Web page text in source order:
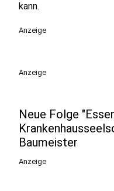
kann.
Anzeige
Anzeige
Neue Folge
Baumeister
Anzeige